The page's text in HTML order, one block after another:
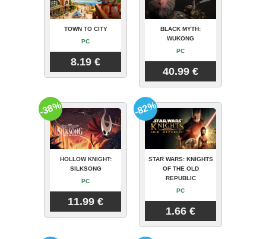
TOWN TO CITY
PC
8.19 €
BLACK MYTH:
WUKONG
PC
40.99 €
HOLLOW KNIGHT:
SILKSONG
PC
11.99 €
-38%
STAR WARS: KNIGHTS
OF THE OLD
REPUBLIC
PC
1.66 €
-82%